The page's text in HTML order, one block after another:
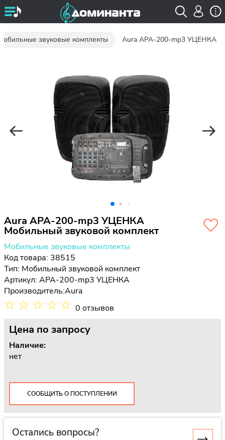
звуковые комплекты Aura APA-200-mp3 УЦЕНКА
Aura APA-200-mp3 УЦЕНКА
Мобильный звуковой комплект
Мобильные звуковые комплекты
Код товара: 38515
Тип: Мобильный звуковой комплект
Артикул: APA-200-mp3 УЦЕНКА
Производитель:Aura
☆ ☆ ☆ ☆ ☆ 0 отзывов
Цена по запросу
Наличие:
нет
СООБЩИТЬ О ПОСТУПЛЕНИИ
Остались вопросы?